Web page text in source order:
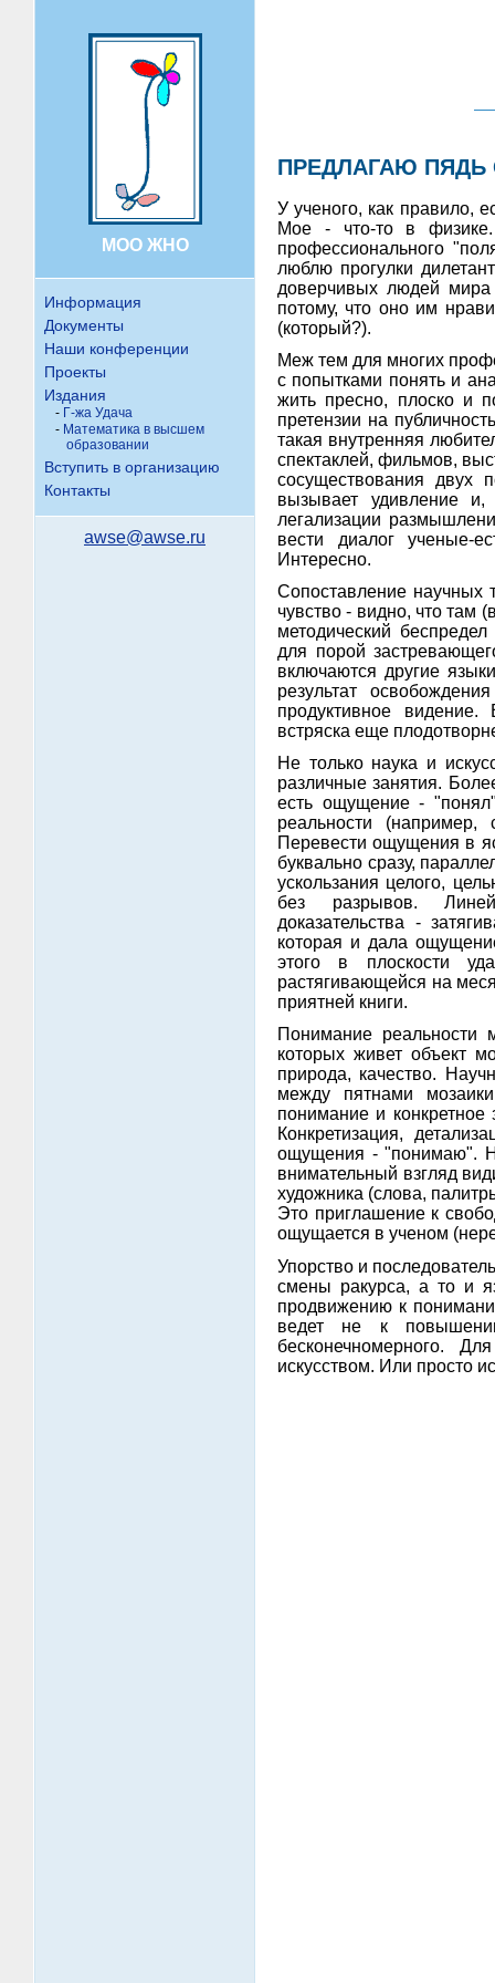
МОО ЖНО
Информация
Документы
Наши конференции
Проекты
Издания
- Г-жа Удача
- Математика в высшем
образовании
Вступить в организацию
Контакты
awse@awse.ru
ПРЕДЛАГАЮ
У ученого, как правило,
Мое - что-то в
профессионального
люблю прогулки
доверчивых людей мира
потому, что оно им
(который?).
Меж тем для многих
с попытками понять и
жить пресно, плоско и
претензии на
такая внутренняя
спектаклей, фильмов,
сосуществования двух
вызывает удивление
легализации
вести диалог ученые-
Интересно.
Сопоставление научных
чувство - видно, что там
методический
для порой
включаются другие
результат
продуктивное
встряска еще
Не только наука и
различные занятия.
есть ощущение -
реальности (например,
Перевести ощущения в
буквально сразу,
ускользания целого,
без разрывов.
доказательства -
которая и дала
этого в плоскости
растягивающейся на
приятней книги.
Понимание реальности
которых живет объект
природа, качество.
между пятнами
понимание и конкретное
Конкретизация,
ощущения - "понимаю".
внимательный взгляд
художника (слова,
Это приглашение к
ощущается в ученом
Упорство и
смены ракурса, а то и
продвижению к
ведет не к
бесконечномерного.
искусством. Или просто